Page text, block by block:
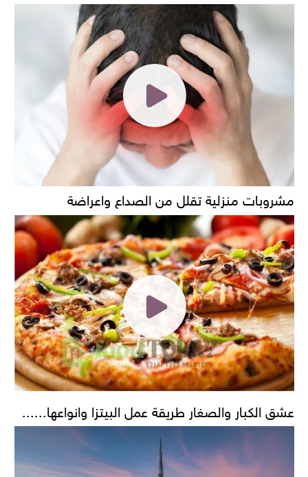
مشروبات منزلية تقلل من الصداع واعراضة
عشق الكبار والصغار طريقة عمل البيتزا وانواعها......